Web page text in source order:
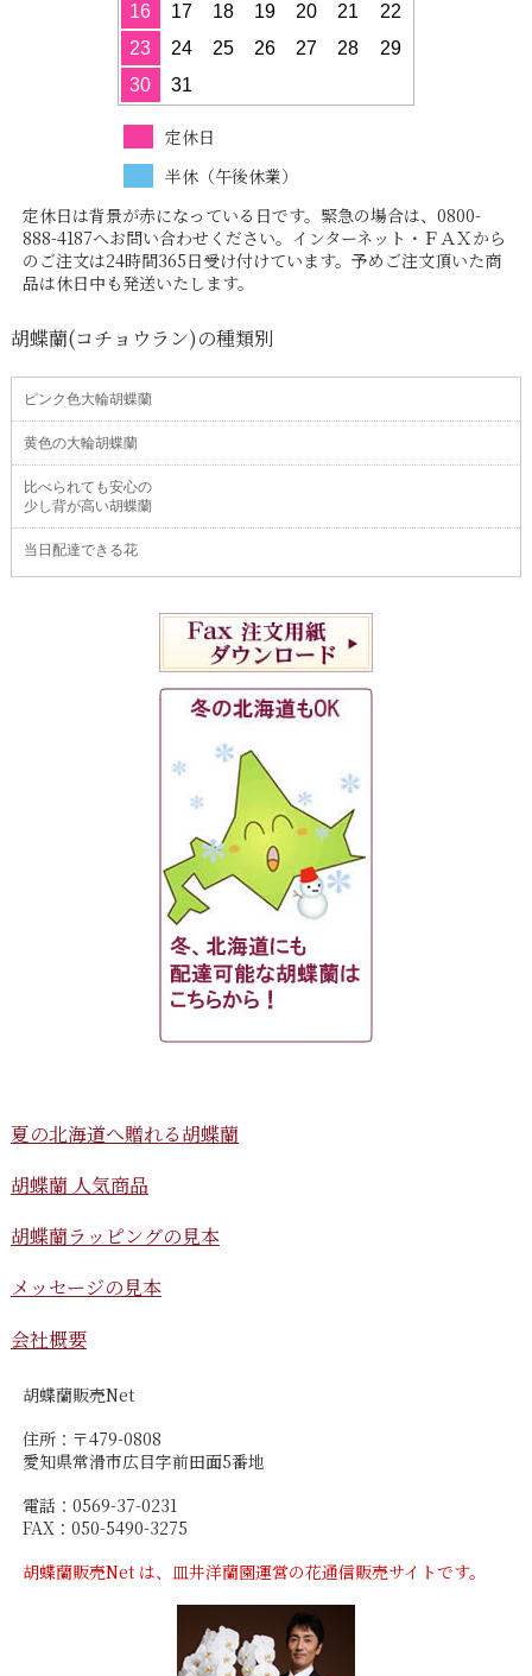
16 17 18 19 20 21
22
23
24 25 26 27 28
29
30
31
定休日
半休（午後休業）
定休日は背景が赤になっている日です。緊急の場合は、0800-
888-4187へお問い合わせください。インターネット・ＦＡＸから
のご注文は24時間365日受け付けています。予めご注文頂いた商
品は休日中も発送いたします。
胡蝶蘭(コチョウラン)の種類別
ピンク色大輪胡蝶蘭
黄色の大輪胡蝶蘭
比べられても安心の
少し背が高い胡蝶蘭
当日配達できる花
夏の北海道へ贈れる胡蝶蘭
胡蝶蘭 人気商品
胡蝶蘭ラッピングの見本
メッセージの見本
会社概要
胡蝶蘭販売Net
住所：〒479-0808
愛知県常滑市広目字前田面5番地
電話：0569-37-0231
FAX：050-5490-3275
胡蝶蘭販売Net は、皿井洋蘭園運営の花通信販売サイトです。